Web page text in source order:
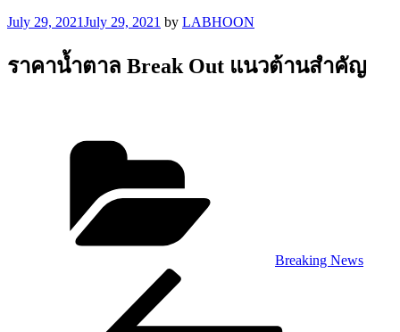
Posted
July 29, 2021July 29, 2021 by LABHOON
ราคาน้ำตาล Break Out แนวต้านสำคัญ
Breaking News